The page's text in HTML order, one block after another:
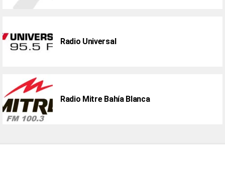
Radio Universal
Radio Mitre Bahía Blanca